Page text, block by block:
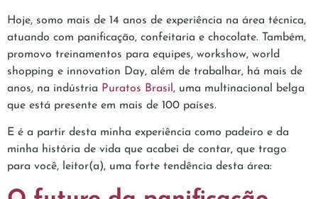
Hoje, somo mais de 14 anos de experiência na área técnica,
atuando com panificação, confeitaria e chocolate. Também,
promovo treinamentos para equipes, workshow, world
shopping e innovation Day, além de trabalhar, há mais de
anos, na indústria Puratos Brasil , uma multinacional belga
que está presente em mais de 100 países.
E é a partir desta minha experiência como padeiro e da
minha história de vida que acabei de contar, que trago
para você, leitor(a), uma forte tendência desta área: